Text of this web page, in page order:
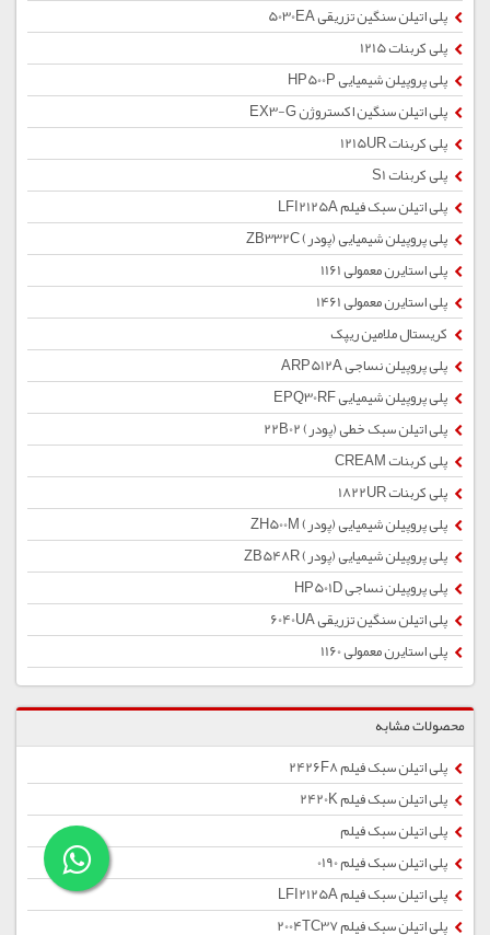
پلی اتیلن سنگین تزریقی 5030EA
پلی کربنات 1215
پلی پروپیلن شیمیایی HP500P
پلی اتیلن سنگین اکستروژن EX3-G
پلی کربنات 1215UR
پلی کربنات S1
پلی اتیلن سبک فیلم LFI2125A
پلی پروپیلن شیمیایی (پودر) ZB332C
پلی استایرن معمولی 1161
پلی استایرن معمولی 1461
کریستال ملامین ریپک
پلی پروپیلن نساجی ARP512A
پلی پروپیلن شیمیایی EPQ30RF
پلی اتیلن سبک خطی (پودر) 22B02
پلی کربنات CREAM
پلی کربنات 1822UR
پلی پروپیلن شیمیایی (پودر) ZH500M
پلی پروپیلن شیمیایی (پودر) ZB548R
پلی پروپیلن نساجی HP501D
پلی اتیلن سنگین تزریقی 6040UA
پلی استایرن معمولی 1160
محصولات مشابه
پلی اتیلن سبک فیلم 2426F8
پلی اتیلن سبک فیلم 2420K
پلی اتیلن سبک فیلم
پلی اتیلن سبک فیلم 0190
پلی اتیلن سبک فیلم LFI2125A
پلی اتیلن سبک فیلم 2004TC37